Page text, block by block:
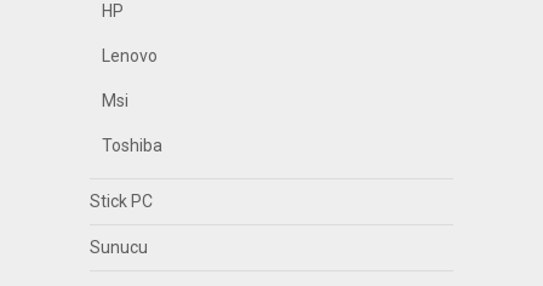
HP
Lenovo
Msi
Toshiba
Stick PC
Sunucu